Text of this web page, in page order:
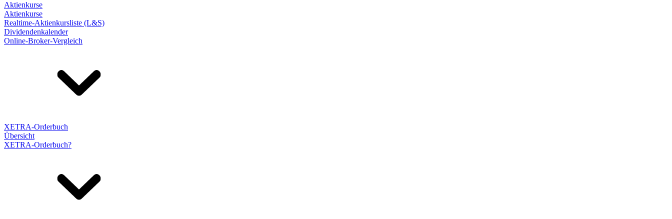
Aktienkurse
Aktienkurse
Realtime-Aktienkursliste (L&S)
Dividendenkalender
Online-Broker-Vergleich
XETRA-Orderbuch
Übersicht
XETRA-Orderbuch?